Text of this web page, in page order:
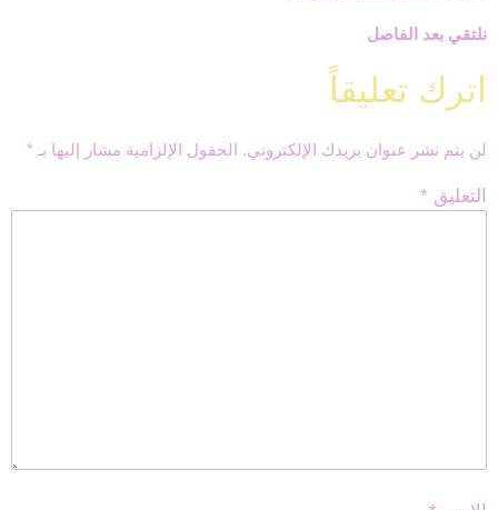
نلتقي بعد الفاصل
اترك تعليقاً
لن يتم نشر عنوان بريدك الإلكتروني. الحقول الإلزامية مشار إليها بـ *
التعليق *